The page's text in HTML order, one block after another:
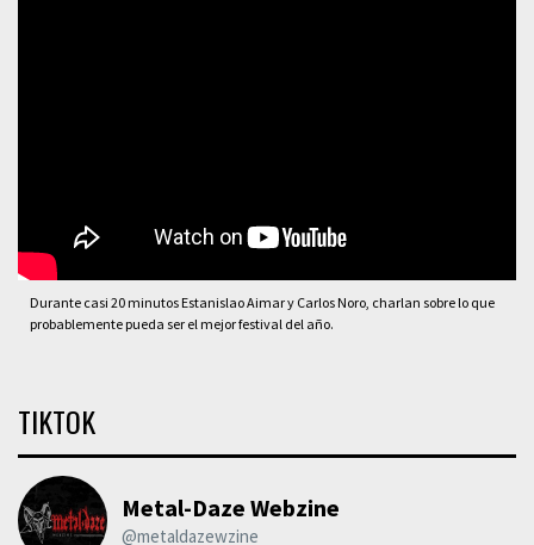
Durante casi 20 minutos Estanislao Aimar y Carlos Noro, charlan sobre lo que
probablemente pueda ser el mejor festival del año.
TIKTOK
Metal-Daze Webzine
@metaldazewzine